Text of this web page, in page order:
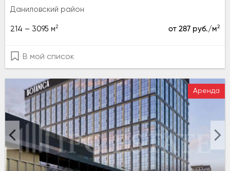
Даниловский район
214 – 3095 м2 от 287 руб./м2
В мой список
Аренда